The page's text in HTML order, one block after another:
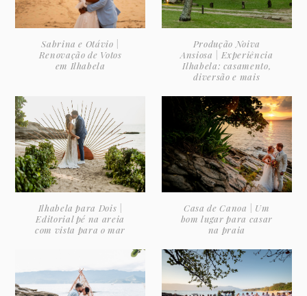
Sabrina e Otávio |
Renovação de Votos
em Ilhabela
Produção Noiva
Ansiosa | Experiência
Ilhabela: casamento,
diversão e mais
Ilhabela para Dois |
Editorial pé na areia
com vista para o mar
Casa de Canoa | Um
bom lugar para casar
na praia